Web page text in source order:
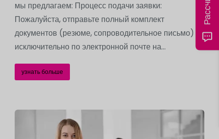
мы предлагаем: Процесс подачи заявки:
Пожалуйста, отправьте полный комплект
документов (резюме, сопроводительное письмо)
исключительно по электронной почте на...
узнать больше